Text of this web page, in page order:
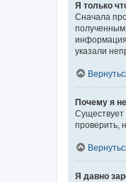
Я только
Сначала
полученным
информация
указали
Почему я
Существует
проверить,
Я давно